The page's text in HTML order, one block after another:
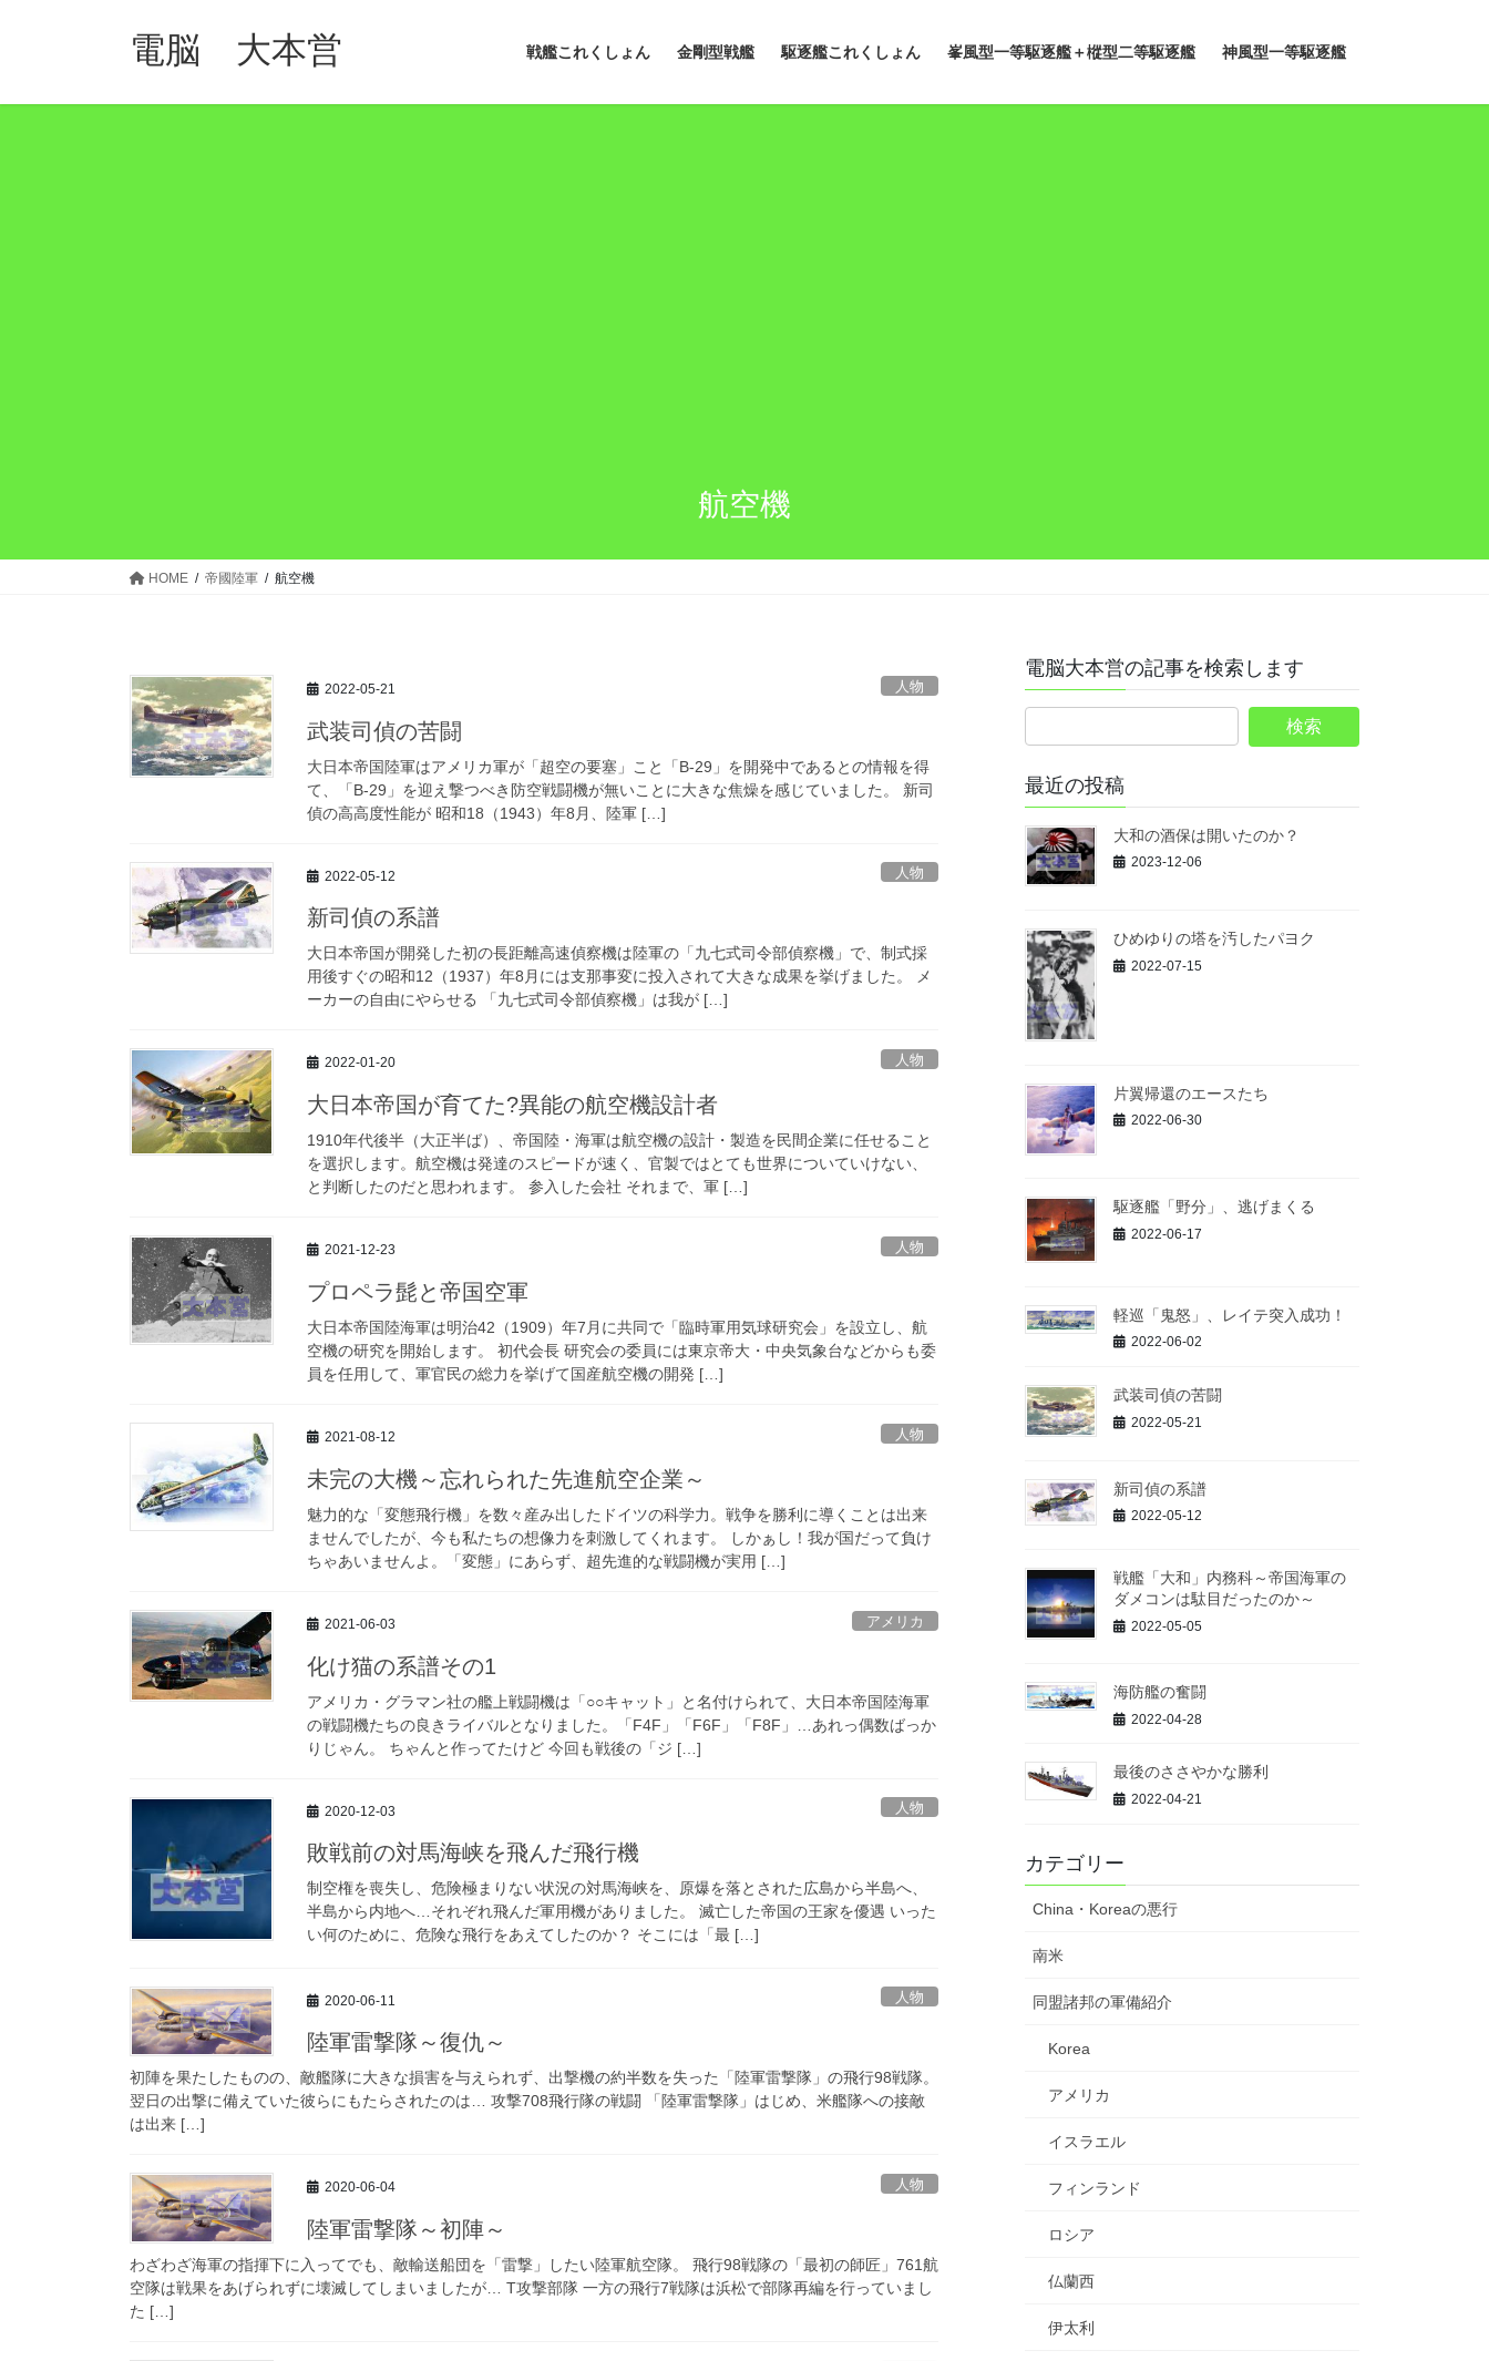
電脳 大本営 戦艦これくしょん 金剛型戦艦 駆逐艦これくしょん 峯風型一等駆逐艦＋樅型二等駆逐艦 神風型一等駆逐艦
航空機
HOME 帝國陸軍 航空機
2022-05-21 人物
武装司偵の苦闘
大日本帝国陸軍はアメリカ軍が「超空の要塞」こと「B-29」を開発中であるとの情報を得
て、「B-29」を迎え撃つべき防空戦闘機が無いことに大きな焦燥を感じていました。 新司
偵の高高度性能が 昭和18（1943）年8月、陸軍 […]
2022-05-12 人物
新司偵の系譜
大日本帝国が開発した初の長距離高速偵察機は陸軍の「九七式司令部偵察機」で、制式採
用後すぐの昭和12（1937）年8月には支那事変に投入されて大きな成果を挙げました。 メ
ーカーの自由にやらせる 「九七式司令部偵察機」は我が […]
2022-01-20 人物
大日本帝国が育てた?異能の航空機設計者
1910年代後半（大正半ば）、帝国陸・海軍は航空機の設計・製造を民間企業に任せること
を選択します。航空機は発達のスピードが速く、官製ではとても世界についていけない、
と判断したのだと思われます。 参入した会社 それまで、軍 […]
2021-12-23 人物
プロペラ髭と帝国空軍
大日本帝国陸海軍は明治42（1909）年7月に共同で「臨時軍用気球研究会」を設立し、航
空機の研究を開始します。 初代会長 研究会の委員には東京帝大・中央気象台などからも委
員を任用して、軍官民の総力を挙げて国産航空機の開発 […]
2021-08-12 人物
未完の大機～忘れられた先進航空企業～
魅力的な「変態飛行機」を数々産み出したドイツの科学力。戦争を勝利に導くことは出来
ませんでしたが、今も私たちの想像力を刺激してくれます。 しかぁし！我が国だって負け
ちゃあいませんよ。「変態」にあらず、超先進的な戦闘機が実用 […]
2021-06-03 アメリカ
化け猫の系譜その1
アメリカ・グラマン社の艦上戦闘機は「○○キャット」と名付けられて、大日本帝国陸海軍
の戦闘機たちの良きライバルとなりました。「F4F」「F6F」「F8F」…あれっ偶数ばっか
りじゃん。 ちゃんと作ってたけど 今回も戦後の「ジ […]
2020-12-03 人物
敗戦前の対馬海峡を飛んだ飛行機
制空権を喪失し、危険極まりない状況の対馬海峡を、原爆を落とされた広島から半島へ、
半島から内地へ…それぞれ飛んだ軍用機がありました。 滅亡した帝国の王家を優遇 いった
い何のために、危険な飛行をあえてしたのか？ そこには「最 […]
2020-06-11 人物
陸軍雷撃隊～復仇～
初陣を果たしたものの、敵艦隊に大きな損害を与えられず、出撃機の約半数を失った「陸軍雷撃隊」の飛行98戦隊。
翌日の出撃に備えていた彼らにもたらされたのは… 攻撃708飛行隊の戦闘 「陸軍雷撃隊」はじめ、米艦隊への接敵
は出来 […]
2020-06-04 人物
陸軍雷撃隊～初陣～
わざわざ海軍の指揮下に入ってでも、敵輸送船団を「雷撃」したい陸軍航空隊。 飛行98戦隊の「最初の師匠」761航
空隊は戦果をあげられずに壊滅してしまいましたが… T攻撃部隊 一方の飛行7戦隊は浜松で部隊再編を行っていまし
た […]
電脳大本営の記事を検索します
最近の投稿
大和の酒保は開いたのか？
2023-12-06
ひめゆりの塔を汚したパヨク
2022-07-15
片翼帰還のエースたち
2022-06-30
駆逐艦「野分」、逃げまくる
2022-06-17
軽巡「鬼怒」、レイテ突入成功！
2022-06-02
武装司偵の苦闘
2022-05-21
新司偵の系譜
2022-05-12
戦艦「大和」内務科～帝国海軍の
ダメコンは駄目だったのか～
2022-05-05
海防艦の奮闘
2022-04-28
最後のささやかな勝利
2022-04-21
カテゴリー
China・Koreaの悪行
南米
同盟諸邦の軍備紹介
Korea
アメリカ
イスラエル
フィンランド
ロシア
仏蘭西
伊太利